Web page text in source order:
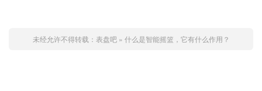
未经允许不得转载： 表盘吧» 什么是智能摇篮，它有什么作用？